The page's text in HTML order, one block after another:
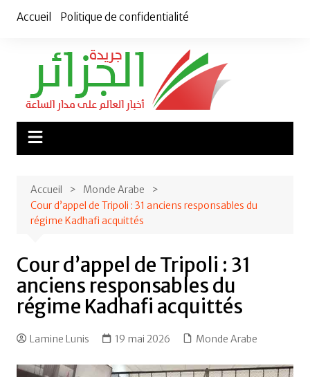
Accueil Politique de confidentialité
Accueil
Monde Arabe
Cour d’appel de Tripoli : 31 anciens responsables du
régime Kadhafi acquittés
Cour d’appel de Tripoli : 31
anciens responsables du
régime Kadhafi acquittés
Lamine Lunis 19 mai 2026 Monde Arabe